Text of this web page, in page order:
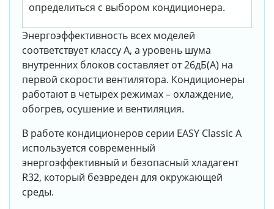
определиться с выбором кондиционера.
Энергоэффективность всех моделей
соответствует классу А, а уровень шума
внутренних блоков составляет от 26дБ(А) на
первой скорости вентилятора. Кондиционеры
работают в четырех режимах – охлаждение,
обогрев, осушение и вентиляция.
В работе кондиционеров серии EASY Classic A
используется современный
энергоэффективный и безопасный хладагент
R32, который безвреден для окружающей
среды.